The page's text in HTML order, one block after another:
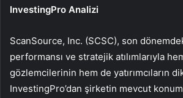
InvestingPro Analizi
ScanSource, Inc. (SCSC), son
performansı ve stratejik atılımlarıyla
gözlemcilerinin hem de yatırımcıların
InvestingPro’dan şirketin mevcut